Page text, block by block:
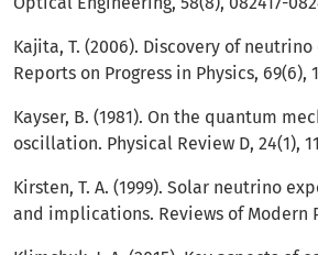
Kajita, T. (2006). Discovery of
Reports on Progress in Physics, 69(6),
Kayser, B. (1981). On the quantum
oscillation. Physical Review D, 24(1),
Kirsten, T. A. (1999). Solar neutrino
and implications. Reviews of Modern